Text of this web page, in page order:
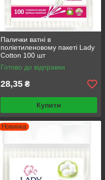
Палички ватні в
поліетиленовому пакеті Lady
Cotton 100 шт
Готово до відправки
28,35 ₴
Купити
Новинка